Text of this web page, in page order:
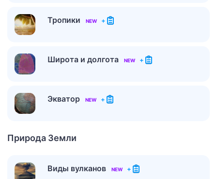
Тропики NEW +
Широта и долгота NEW +
Экватор NEW +
Природа Земли
Виды вулканов NEW +